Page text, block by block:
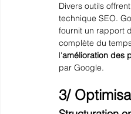
Divers outils
technique SEO.
fournit un rapport
complète du
l'amélioration des
par Google.
3/